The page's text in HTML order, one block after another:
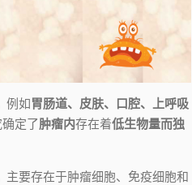
例如胃肠道、皮肤、口腔、上呼吸
定了肿瘤内存在着低生物量而独
主要存在于肿瘤细胞、免疫细胞和